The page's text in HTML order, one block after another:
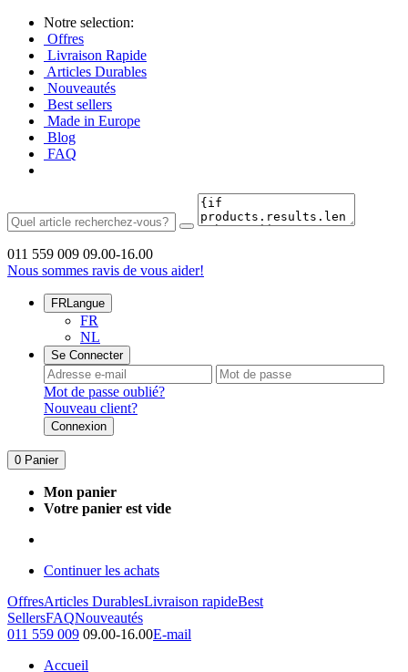
Notre selection:
Offres
Livraison Rapide
Articles Durables
Nouveautés
Best sellers
Made in Europe
Blog
FAQ
011 559 009 09.00-16.00
Nous sommes ravis de vous aider!
FRLangue
FR
NL
Se Connecter
Mot de passe oublié?
Nouveau client?
Connexion
0 Panier
Mon panier
Votre panier est vide
Continuer les achats
OffresArticles DurablesLivraison rapideBest
SellersFAQNouveautés
011 559 009 09.00-16.00E-mail
Accueil